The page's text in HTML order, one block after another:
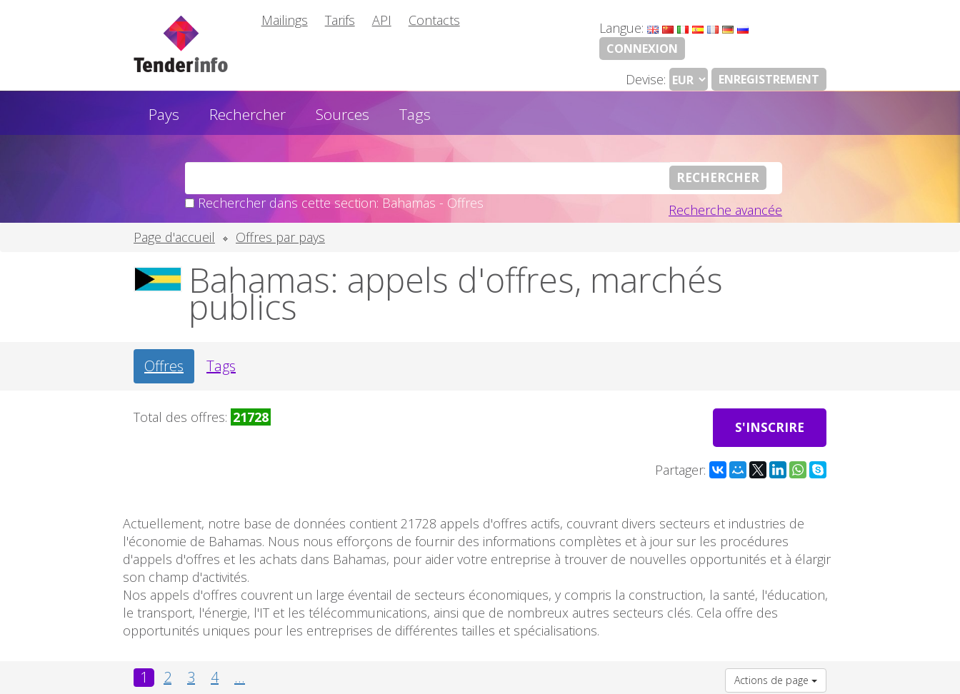
Mailings Tarifs API Contacts Langue:
CONNEXION
Devise: ENREGISTREMENT
Pays Rechercher Sources Tags
Rechercher dans cette section: Bahamas - Offres
Recherche avancée
Page d'accueil
Offres par pays
Bahamas: appels d'offres, marchés
publics
Offres Tags
Total des offres: 21728
S'INSCRIRE
Partager:
Actuellement, notre base de données contient 21728 appels d'offres actifs, couvrant divers secteurs et industries de
l'économie de Bahamas. Nous nous efforçons de fournir des informations complètes et à jour sur les procédures
d'appels d'offres et les achats dans Bahamas, pour aider votre entreprise à trouver de nouvelles opportunités et à élargir
son champ d'activités.
Nos appels d'offres couvrent un large éventail de secteurs économiques, y compris la construction, la santé, l'éducation,
le transport, l'énergie, l'IT et les télécommunications, ainsi que de nombreux autres secteurs clés. Cela offre des
opportunités uniques pour les entreprises de différentes tailles et spécialisations.
1 2 3 4 ... Actions de page